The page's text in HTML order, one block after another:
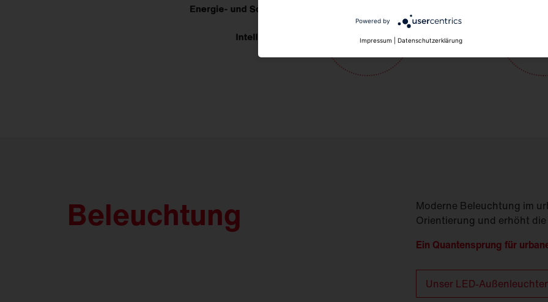
Beleuchtung
Moderne Beleuchtung im
Orientierung und erhöht
Ein Quantensprung für
Unser LED-
Powered by
Impressum Datenschutzerklärung